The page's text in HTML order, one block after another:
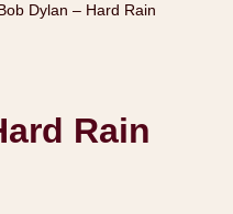
Dylan ‎– Hard Rain
Rain